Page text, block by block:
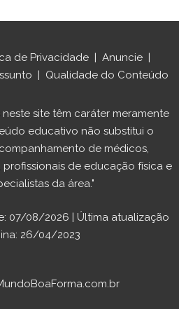
de Privacidade | Anuncie |
| Qualidade do Conteúdo
site têm caráter meramente
educativo não substitui o
de médicos,
de educação física e
da área."
07/08/2026 | Última atualização
26/04/2023